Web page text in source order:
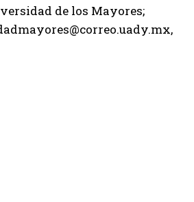
de los Mayores;